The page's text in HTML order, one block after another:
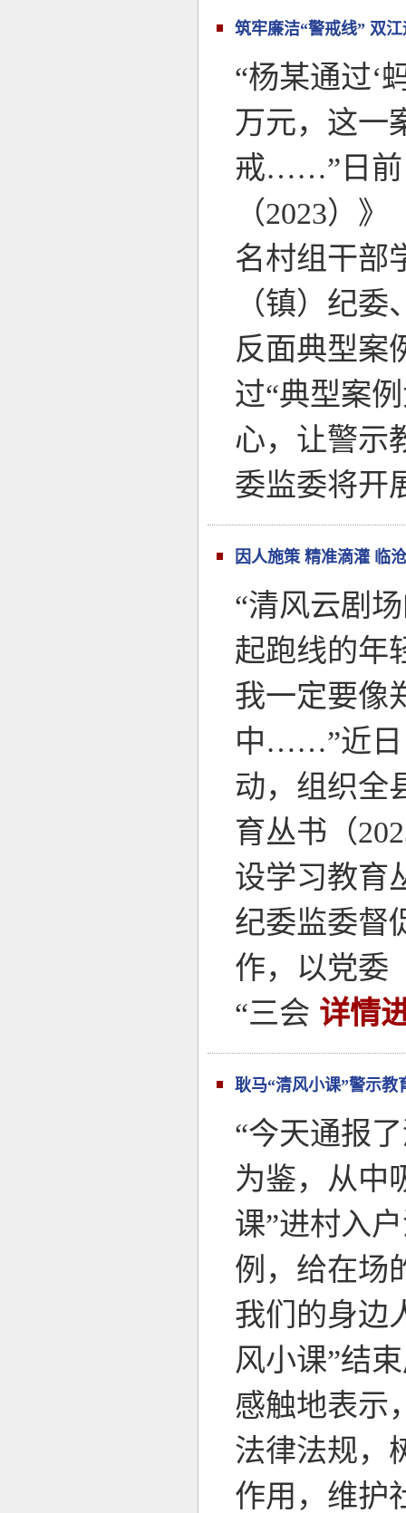
筑牢廉洁“警戒线” 双
“杨某通过‘
万元，这一
戒……”日前
（2023）
名村组干部
（镇）纪
反面典型案
过“典型案
心，让警示
委监委将开
因人施策 精准滴灌 临
“清风云剧
起跑线的年
我一定要像
中……”近日
动，组织全
育丛书（
设学习教育
纪委监委督
作，以党委
“三会 详情
耿马“清风小课”警示教
“今天通报
为鉴，从中
课”进村入
例，给在场
我们的身边
风小课”结
感触地表示
法律法规，
作用，维护